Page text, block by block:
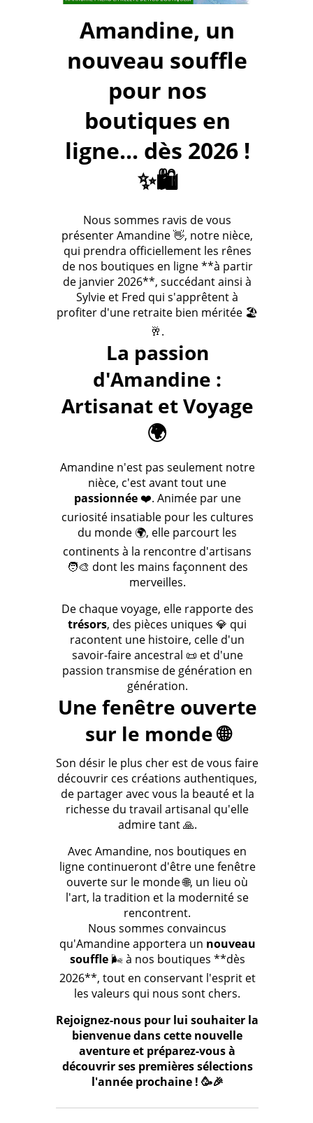
Amandine, un
nouveau souffle
pour nos
boutiques en
ligne... dès 2026 !
✨🛍️
Nous sommes ravis de vous
présenter Amandine 👋, notre nièce,
qui prendra officiellement les rênes
de nos boutiques en ligne **à partir
de janvier 2026**, succédant ainsi à
Sylvie et Fred qui s'apprêtent à
profiter d'une retraite bien méritée 🏖️
🥂.
La passion
d'Amandine :
Artisanat et Voyage
🌍
Amandine n'est pas seulement notre
nièce, c'est avant tout une
passionnée❤️. Animée par une
curiosité insatiable pour les cultures
du monde 🌍, elle parcourt les
continents à la rencontre d'artisans
🧑‍🎨 dont les mains façonnent des
merveilles.
De chaque voyage, elle rapporte des
trésors, des pièces uniques 💎 qui
racontent une histoire, celle d'un
savoir-faire ancestral 📜 et d'une
passion transmise de génération en
génération.
Une fenêtre ouverte
sur le monde 🌐
Son désir le plus cher est de vous faire
découvrir ces créations authentiques,
de partager avec vous la beauté et la
richesse du travail artisanal qu'elle
admire tant 🙏.
Avec Amandine, nos boutiques en
ligne continueront d'être une fenêtre
ouverte sur le monde 🌐, un lieu où
l'art, la tradition et la modernité se
rencontrent.
Nous sommes convaincus
qu'Amandine apportera un nouveau
souffle🌬️ à nos boutiques **dès
2026**, tout en conservant l'esprit et
les valeurs qui nous sont chers.
Rejoignez-nous pour lui souhaiter la
bienvenue dans cette nouvelle
aventure et préparez-vous à
découvrir ses premières sélections
l'année prochaine ! 🥳🎉